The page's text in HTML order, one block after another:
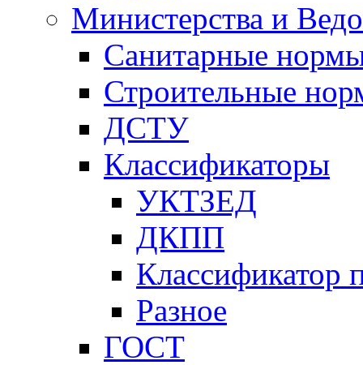
Министерства и
Санитарные
Строительные
ДСТУ
Классификаторы
УКТЗЕД
ДКПП
Классификатор
Разное
ГОСТ